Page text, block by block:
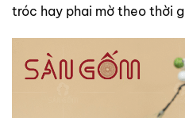
tróc hay phai mờ theo thời